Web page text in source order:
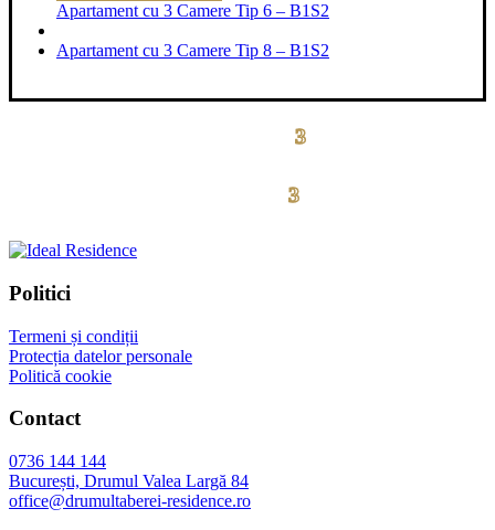
Apartament cu 3 Camere Tip 6 – B1S2
Apartament cu 3 Camere Tip 8 – B1S2
3
3
Politici
Termeni și condiții
Protecția datelor personale
Politică cookie
Contact
0736 144 144
București, Drumul Valea Largă 84
office@drumultaberei-residence.ro